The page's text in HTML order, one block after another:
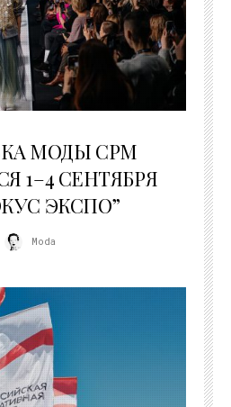
МОДЫ CPM
1–4 СЕНТЯБРЯ
ЭКСПО”
Moda